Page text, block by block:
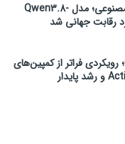
رکوردشکنی علی‌بابا در هوش مصنوعی؛ مدل Qwen3.8-
طراحی Customer Journey؛ رویکردی فراتر از کمپین‌های